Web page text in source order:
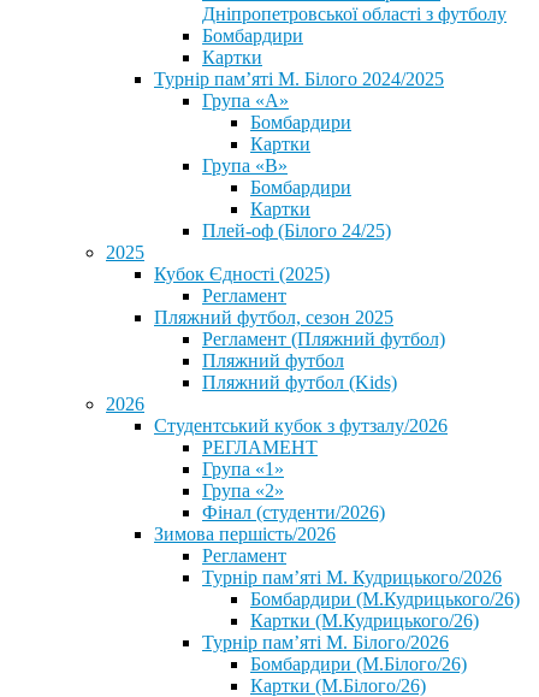
Дніпропетровської області з футболу
Бомбардири
Картки
Турнір пам’яті М. Білого 2024/2025
Група «А»
Бомбардири
Картки
Група «В»
Бомбардири
Картки
Плей-оф (Білого 24/25)
2025
Кубок Єдності (2025)
Регламент
Пляжний футбол, сезон 2025
Регламент (Пляжний футбол)
Пляжний футбол
Пляжний футбол (Kids)
2026
Студентський кубок з футзалу/2026
РЕГЛАМЕНТ
Група «1»
Група «2»
Фінал (студенти/2026)
⁨Зимова першість/2026⁩
Регламент
Турнір пам’яті М. Кудрицького/2026
Бомбардири (М.Кудрицького/26)
Картки (М.Кудрицького/26)
Турнір пам’яті М. Білого/2026
Бомбардири (М.Білого/26)
Картки (М.Білого/26)